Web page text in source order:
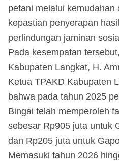
petani melalui kemudahan
kepastian penyerapan
perlindungan jaminan
Pada kesempatan
Kabupaten Langkat, H.
Ketua TPAKD Kabupaten
bahwa pada tahun 2025
Bingai telah memperoleh
sebesar Rp905 juta untuk
dan Rp205 juta untuk
Memasuki tahun 2026